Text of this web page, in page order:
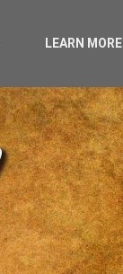
LEARN MORE